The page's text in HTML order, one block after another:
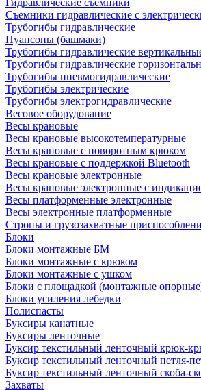
Гидравлические съемники
Съемники гидравлические с
Трубогибы гидравлические
Пуансоны (башмаки)
Трубогибы гидравлические
Трубогибы гидравлические
Трубогибы пневмогидравлические
Трубогибы электрические
Трубогибы электрогидравлические
Весовое оборудование
Весы крановые
Весы крановые высокотемпературные
Весы крановые с поворотным крюком
Весы крановые с поддержкой Bluetooth
Весы крановые электронные
Весы крановые электронные с
Весы платформенные электронные
Весы электронные платформенные
Стропы и грузозахватные
Блоки
Блоки монтажные БМ
Блоки монтажные с крюком
Блоки монтажные с ушком
Блоки с площадкой (монтажные
Блоки усиления лебедки
Полиспасты
Буксиры канатные
Буксиры ленточные
Буксир текстильный ленточный крюк-
Буксир текстильный ленточный петля-
Буксир текстильный ленточный скоба-
Захваты